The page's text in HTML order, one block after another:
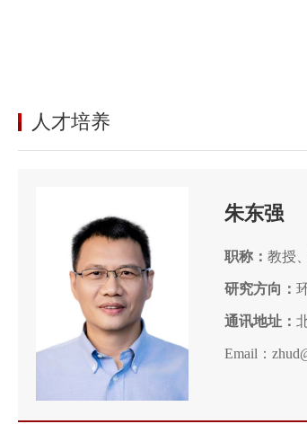
人才培养
朱东强
职称： 教授
研究方向：
通讯地址：
Email：